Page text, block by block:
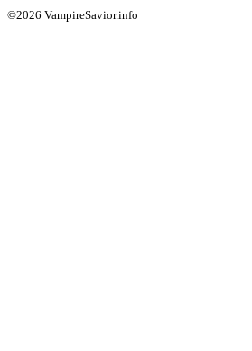
©2026 VampireSavior.info